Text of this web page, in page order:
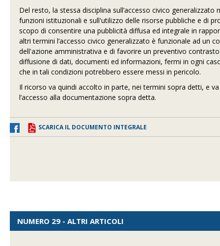
Del resto, la stessa disciplina sull’accesso civico
funzioni istituzionali e sull'utilizzo delle risorse pubbliche e di
scopo di consentire una pubblicità diffusa ed integrale in
altri termini l’accesso civico generalizzato è funzionale ad un
dell'azione amministrativa e di favorire un preventivo
diffusione di dati, documenti ed informazioni, fermi in ogni
che in tali condizioni potrebbero essere messi in pericolo.
Il ricorso va quindi accolto in parte, nei termini sopra detti, e
l’accesso alla documentazione sopra detta.
SCARICA IL DOCUMENTO INTEGRALE
NUMERO 29 - ALTRI ARTICOLI